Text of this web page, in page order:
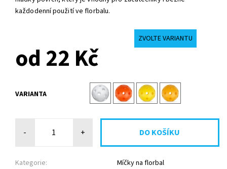
každodenní použití ve florbalu.
ZVOLTE VARIANTU
od 22 Kč
VARIANTA
- +
Kategorie: Míčky na florbal